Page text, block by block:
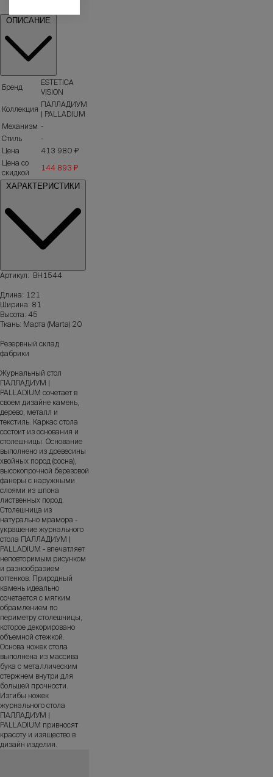
ОПИСАНИЕ
Бренд
ESTETICA
VISION
Коллекция
ПАЛЛАДИУМ
| PALLADIUM
Механизм -
Стиль
-
Цена
413 980 ₽
Цена со
скидкой
144 893 ₽
ХАРАКТЕРИСТИКИ
Артикул: ВН1544
Длина: 121
Ширина: 81
Высота: 45
Ткань: Марта (Marta) 20
Резервный склад
фабрики
Журнальный стол
ПАЛЛАДИУМ |
PALLADIUM сочетает в
своем дизайне камень,
дерево, металл и
текстиль. Каркас стола
состоит из основания и
столешницы. Основание
выполнено из древесины
хвойных пород (сосна),
высокопрочной березовой
фанеры с наружными
слоями из шпона
лиственных пород.
Столешница из
натурально мрамора -
украшение журнального
стола ПАЛЛАДИУМ |
PALLADIUM - впечатляет
неповторимым рисунком
и разнообразием
оттенков. Природный
камень идеально
сочетается с мягким
обрамлением по
периметру столешницы,
которое декорировано
объемной стежкой.
Основа ножек стола
выполнена из массива
бука с металлическим
стержнем внутри для
большей прочности.
Изгибы ножек
журнального стола
ПАЛЛАДИУМ |
PALLADIUM привносят
красоту и изящество в
дизайн изделия.